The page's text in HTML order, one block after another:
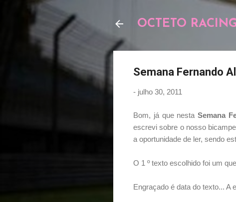
OCTETO
Semana Fernando
- julho 30, 2011
Bom, já que nesta Semana
escrevi sobre o nosso
a oportunidade de ler, sendo
O 1 º texto escolhido foi um
Engraçado é data do texto... A